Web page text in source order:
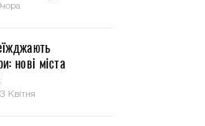
нові міста
Квітня